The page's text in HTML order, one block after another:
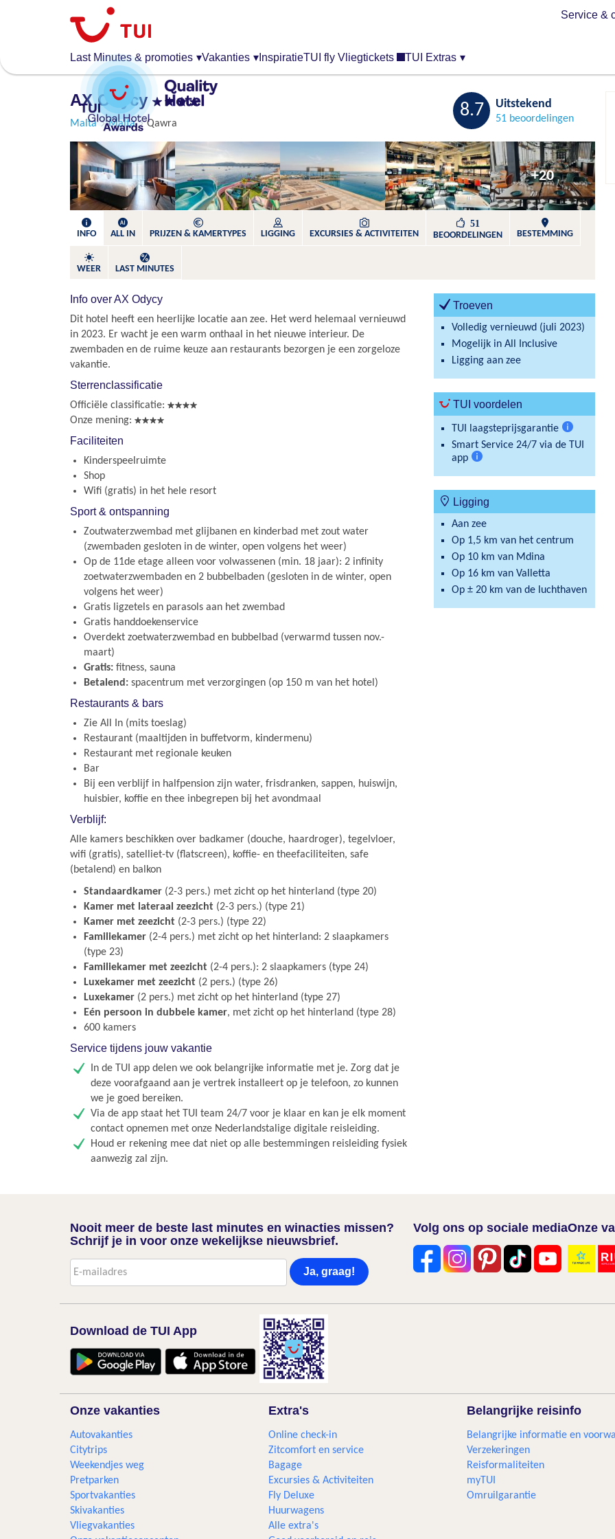
algemene
Last Minutes & promoties ▾Vakanties ▾ InspiratieTUI fly Vliegtickets TUI Extras ▾
Service &
AX Odycy
Malta Malta Qawra
8.7 Uitstekend
51 beoordelingen
+20
INFO ALL IN PRIJZEN & KAMERTYPES LIGGING EXCURSIES & ACTIVITEITEN
51
BEOORDELINGEN
BESTEMMING
WEER LAST MINUTES
Info over AX Odycy
Dit hotel heeft een heerlijke locatie aan zee. Het werd helemaal vernieuwd
in 2023. Er wacht je een warm onthaal in het nieuwe interieur. De
zwembaden en de ruime keuze aan restaurants bezorgen je een zorgeloze
vakantie.
Sterrenclassificatie
Officiële classificatie:
Onze mening:
Faciliteiten
Kinderspeelruimte
Shop
Wifi (gratis) in het hele resort
Sport & ontspanning
Zoutwaterzwembad met glijbanen en kinderbad met zout water
(zwembaden gesloten in de winter, open volgens het weer)
Op de 11de etage alleen voor volwassenen (min. 18 jaar): 2 infinity
zoetwaterzwembaden en 2 bubbelbaden (gesloten in de winter, open
volgens het weer)
Gratis ligzetels en parasols aan het zwembad
Gratis handdoekenservice
Overdekt zoetwaterzwembad en bubbelbad (verwarmd tussen nov.-
maart)
Gratis: fitness, sauna
Betalend: spacentrum met verzorgingen (op 150 m van het hotel)
Restaurants & bars
Zie All In (mits toeslag)
Restaurant (maaltijden in buffetvorm, kindermenu)
Restaurant met regionale keuken
Bar
Bij een verblijf in halfpension zijn water, frisdranken, sappen, huiswijn,
huisbier, koffie en thee inbegrepen bij het avondmaal
Verblijf:
Alle kamers beschikken over badkamer (douche, haardroger), tegelvloer,
wifi (gratis), satelliet-tv (flatscreen), koffie- en theefaciliteiten, safe
(betalend) en balkon
Standaardkamer (2-3 pers.) met zicht op het hinterland (type 20)
Kamer met lateraal zeezicht (2-3 pers.) (type 21)
Kamer met zeezicht (2-3 pers.) (type 22)
Familiekamer (2-4 pers.) met zicht op het hinterland: 2 slaapkamers
(type 23)
Familiekamer met zeezicht (2-4 pers.): 2 slaapkamers (type 24)
Luxekamer met zeezicht (2 pers.) (type 26)
Luxekamer (2 pers.) met zicht op het hinterland (type 27)
Eén persoon in dubbele kamer, met zicht op het hinterland (type 28)
600 kamers
Service tijdens jouw vakantie
In de TUI app delen we ook belangrijke informatie met je. Zorg dat je
deze voorafgaand aan je vertrek installeert op je telefoon, zo kunnen
we je goed bereiken.
Via de app staat het TUI team 24/7 voor je klaar en kan je elk moment
contact opnemen met onze Nederlandstalige digitale reisleiding.
Houd er rekening mee dat niet op alle bestemmingen reisleiding fysiek
aanwezig zal zijn.
Troeven
Volledig vernieuwd (juli 2023)
Mogelijk in All Inclusive
Ligging aan zee
TUI voordelen
TUI laagsteprijsgarantie
Meer
Smart Service 24/7 via de TUI
app
Ligging
Aan zee
Op 1,5 km van het centrum
Op 10 km van Mdina
Op 16 km van Valletta
Op ± 20 km van de luchthaven
Nooit meer de beste last minutes en winacties missen?
Schrijf je in voor onze wekelijkse nieuwsbrief.
Ja, graag!
Volg ons op sociale mediaOnze
Download de TUI App
Onze vakanties
Autovakanties
Citytrips
Weekendjes weg
Pretparken
Sportvakanties
Skivakanties
Vliegvakanties
Extra's
Online check-in
Zitcomfort en service
Bagage
Excursies & Activiteiten
Fly Deluxe
Huurwagens
Alle extra's
Belangrijke reisinfo
Belangrijke informatie en
Verzekeringen
Reisformaliteiten
myTUI
Omruilgarantie